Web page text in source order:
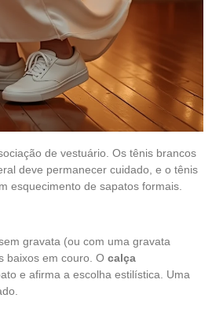
de vestuário. Os tênis brancos
deve permanecer cuidado, e o tênis
esquecimento de sapatos formais.
gravata (ou com uma gravata
baixos em couro. O calça
e afirma a escolha estilística. Uma